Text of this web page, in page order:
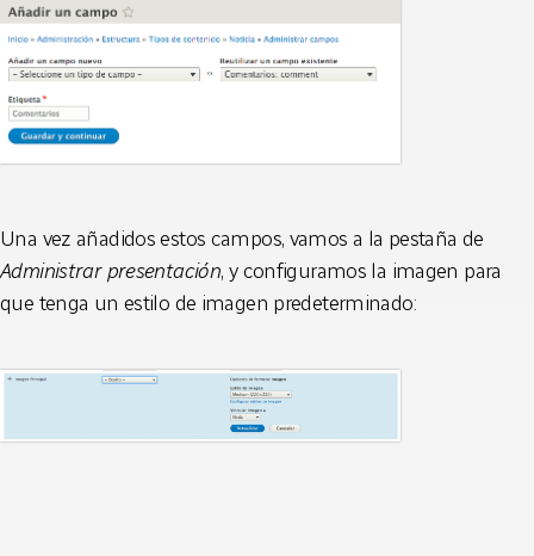
Una vez añadidos estos campos, vamos a la pestaña de
Administrar presentación, y configuramos la imagen para
que tenga un estilo de imagen predeterminado: